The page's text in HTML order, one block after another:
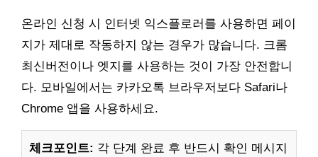
온라인 신청 시 인터넷 익스플로러를 사용하면 페이
지가 제대로 작동하지 않는 경우가 많습니다. 크롬
최신버전이나 엣지를 사용하는 것이 가장 안전합니
다. 모바일에서는 카카오톡 브라우저보다 Safari나
Chrome 앱을 사용하세요.
체크포인트: 각 단계 완료 후 반드시 확인 메시지